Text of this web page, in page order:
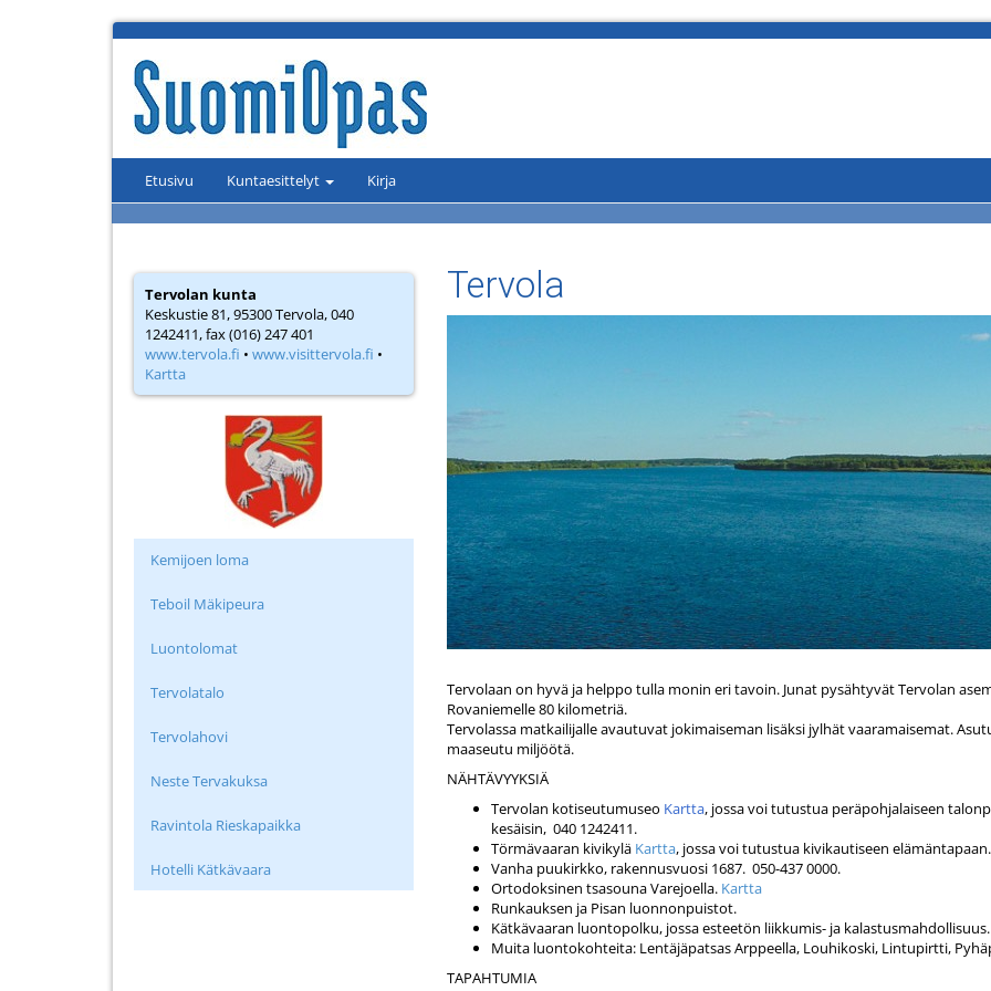
Etusivu Kuntaesittelyt Kirja
Tervolan kunta
Keskustie 81, 95300 Tervola, 040
1242411, fax (016) 247 401
www.tervola.fi • www.visittervola.fi •
Kartta
Kemijoen loma
Teboil Mäkipeura
Luontolomat
Tervolatalo
Tervolahovi
Neste Tervakuksa
Ravintola Rieskapaikka
Hotelli Kätkävaara
Tervola
Tervolaan on hyvä ja helppo tulla monin eri tavoin. Junat pysähtyvät Tervolan
Rovaniemelle 80 kilometriä.
Tervolassa matkailijalle avautuvat jokimaiseman lisäksi jylhät vaaramaisemat.
maaseutu miljöötä.
NÄHTÄVYYKSIÄ
Tervolan kotiseutumuseo Kartta, jossa voi tutustua peräpohjalaiseen
kesäisin, 040 1242411.
Törmävaaran kivikylä Kartta, jossa voi tutustua kivikautiseen
Vanha puukirkko, rakennusvuosi 1687. 050-437 0000.
Ortodoksinen tsasouna Varejoella. Kartta
Runkauksen ja Pisan luonnonpuistot.
Kätkävaaran luontopolku, jossa esteetön liikkumis- ja kalastusmahdollisuus.
Muita luontokohteita: Lentäjäpatsas Arppeella, Louhikoski, Lintupirtti,
TAPAHTUMIA